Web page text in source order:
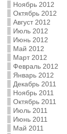
Ноябрь 2012
Октябрь 2012
Август 2012
Июль 2012
Июнь 2012
Май 2012
Март 2012
Февраль 2012
Январь 2012
Декабрь 2011
Ноябрь 2011
Октябрь 2011
Июль 2011
Июнь 2011
Май 2011